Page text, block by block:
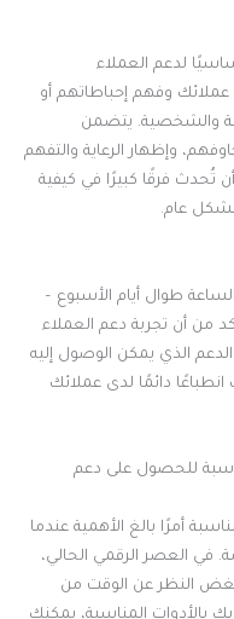
لدعم العملاء
وفهم إحباطاتهم أو
والشخصية. يتضمن
وإظهار الرعاية والتفهم
تُحدث فرقًا كبيرًا في كيفية
بشكل عام.
طوال أيام الأسبوع –
من أن تجربة دعم العملاء
الذي يمكن الوصول إليه
دائمًا لدى عملائك
للحصول على دعم
أمرًا بالغ الأهمية عندما
في العصر الرقمي الحالي،
النظر عن الوقت من
بالأدوات المناسبة، يمكنك